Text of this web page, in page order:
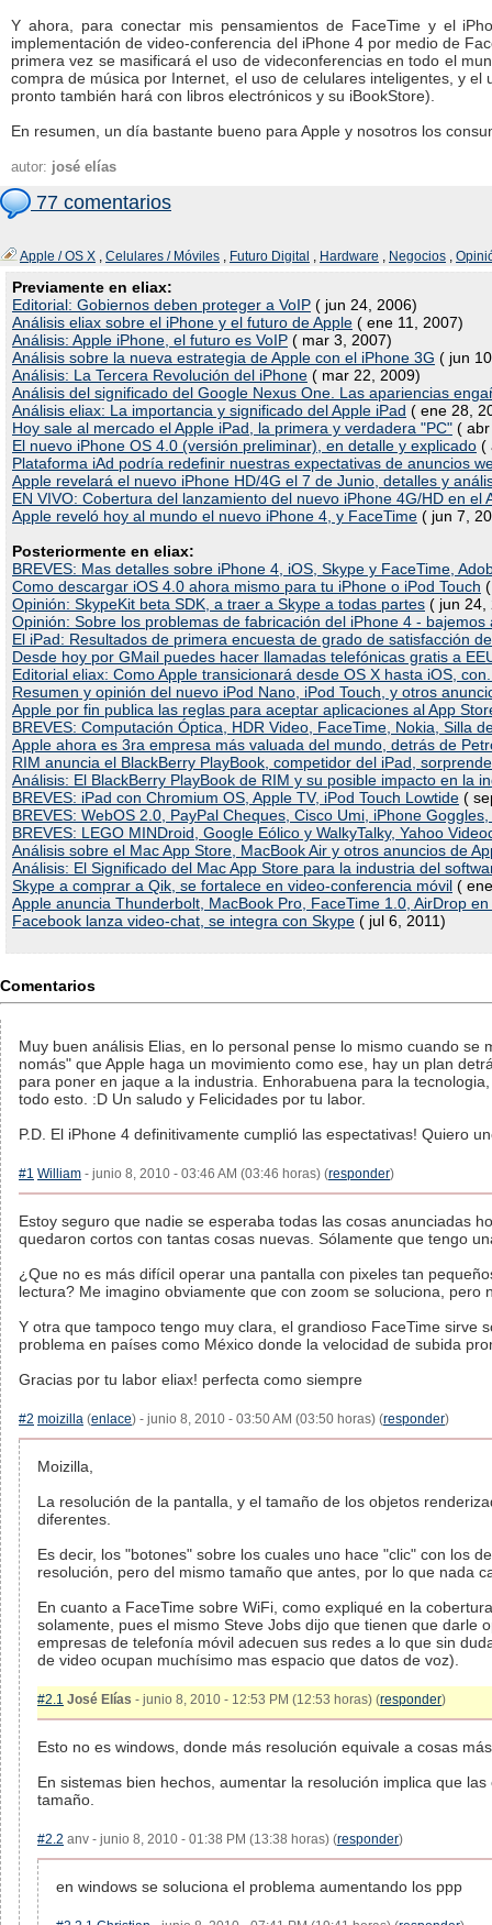
Y ahora, para conectar mis pensamientos de FaceTime y el
implementación de video-conferencia del iPhone 4 por medio de
primera vez se masificará el uso de videconferencias en todo el
compra de música por Internet, el uso de celulares inteligentes, y el
pronto también hará con libros electrónicos y su iBookStore).
En resumen, un día bastante bueno para Apple y nosotros los
autor: josé elías
77 comentarios
Apple / OS X , Celulares / Móviles , Futuro Digital , Hardware , Negocios ,
Previamente en eliax:
Editorial: Gobiernos deben proteger a VoIP ( jun 24, 2006)
Análisis eliax sobre el iPhone y el futuro de Apple ( ene 11, 2007)
Análisis: Apple iPhone, el futuro es VoIP ( mar 3, 2007)
Análisis sobre la nueva estrategia de Apple con el iPhone 3G ( jun
Análisis: La Tercera Revolución del iPhone ( mar 22, 2009)
Análisis del significado del Google Nexus One. Las apariencias
Análisis eliax: La importancia y significado del Apple iPad ( ene 28,
Hoy sale al mercado el Apple iPad, la primera y verdadera "PC" (
El nuevo iPhone OS 4.0 (versión preliminar), en detalle y explicado (
Plataforma iAd podría redefinir nuestras expectativas de anuncios
Apple revelará el nuevo iPhone HD/4G el 7 de Junio, detalles y
EN VIVO: Cobertura del lanzamiento del nuevo iPhone 4G/HD en el
Apple reveló hoy al mundo el nuevo iPhone 4, y FaceTime ( jun 7,
Posteriormente en eliax:
BREVES: Mas detalles sobre iPhone 4, iOS, Skype y FaceTime,
Como descargar iOS 4.0 ahora mismo para tu iPhone o iPod Touch
Opinión: SkypeKit beta SDK, a traer a Skype a todas partes ( jun 24,
Opinión: Sobre los problemas de fabricación del iPhone 4 - bajemos
El iPad: Resultados de primera encuesta de grado de satisfacción
Desde hoy por GMail puedes hacer llamadas telefónicas gratis a
Editorial eliax: Como Apple transicionará desde OS X hasta iOS,
Resumen y opinión del nuevo iPod Nano, iPod Touch, y otros
Apple por fin publica las reglas para aceptar aplicaciones al App
BREVES: Computación Óptica, HDR Video, FaceTime, Nokia, Silla
Apple ahora es 3ra empresa más valuada del mundo, detrás de
RIM anuncia el BlackBerry PlayBook, competidor del iPad, sorprende
Análisis: El BlackBerry PlayBook de RIM y su posible impacto en la
BREVES: iPad con Chromium OS, Apple TV, iPod Touch Lowtide (
BREVES: WebOS 2.0, PayPal Cheques, Cisco Umi, iPhone
BREVES: LEGO MINDroid, Google Eólico y WalkyTalky, Yahoo
Análisis sobre el Mac App Store, MacBook Air y otros anuncios de
Análisis: El Significado del Mac App Store para la industria del
Skype a comprar a Qik, se fortalece en video-conferencia móvil (
Apple anuncia Thunderbolt, MacBook Pro, FaceTime 1.0, AirDrop
Facebook lanza video-chat, se integra con Skype ( jul 6, 2011)
Comentarios
Muy buen análisis Elias, en lo personal pense lo mismo cuando se
nomás" que Apple haga un movimiento como ese, hay un plan
para poner en jaque a la industria. Enhorabuena para la
todo esto. :D Un saludo y Felicidades por tu labor.
P.D. El iPhone 4 definitivamente cumplió las espectativas! Quiero
#1 William - junio 8, 2010 - 03:46 AM (03:46 horas) (responder)
Estoy seguro que nadie se esperaba todas las cosas anunciadas
quedaron cortos con tantas cosas nuevas. Sólamente que tengo
¿Que no es más difícil operar una pantalla con pixeles tan
lectura? Me imagino obviamente que con zoom se soluciona, pero
Y otra que tampoco tengo muy clara, el grandioso FaceTime sirve
problema en países como México donde la velocidad de subida
Gracias por tu labor eliax! perfecta como siempre
#2 moizilla (enlace) - junio 8, 2010 - 03:50 AM (03:50 horas) (responder)
Moizilla,
La resolución de la pantalla, y el tamaño de los objetos
diferentes.
Es decir, los "botones" sobre los cuales uno hace "clic" con los
resolución, pero del mismo tamaño que antes, por lo que nada
En cuanto a FaceTime sobre WiFi, como expliqué en la
solamente, pues el mismo Steve Jobs dijo que tienen que darle
empresas de telefonía móvil adecuen sus redes a lo que sin
de video ocupan muchísimo mas espacio que datos de voz).
#2.1 José Elías - junio 8, 2010 - 12:53 PM (12:53 horas) (responder)
Esto no es windows, donde más resolución equivale a cosas
En sistemas bien hechos, aumentar la resolución implica que
tamaño.
#2.2 anv - junio 8, 2010 - 01:38 PM (13:38 horas) (responder)
en windows se soluciona el problema aumentando los ppp